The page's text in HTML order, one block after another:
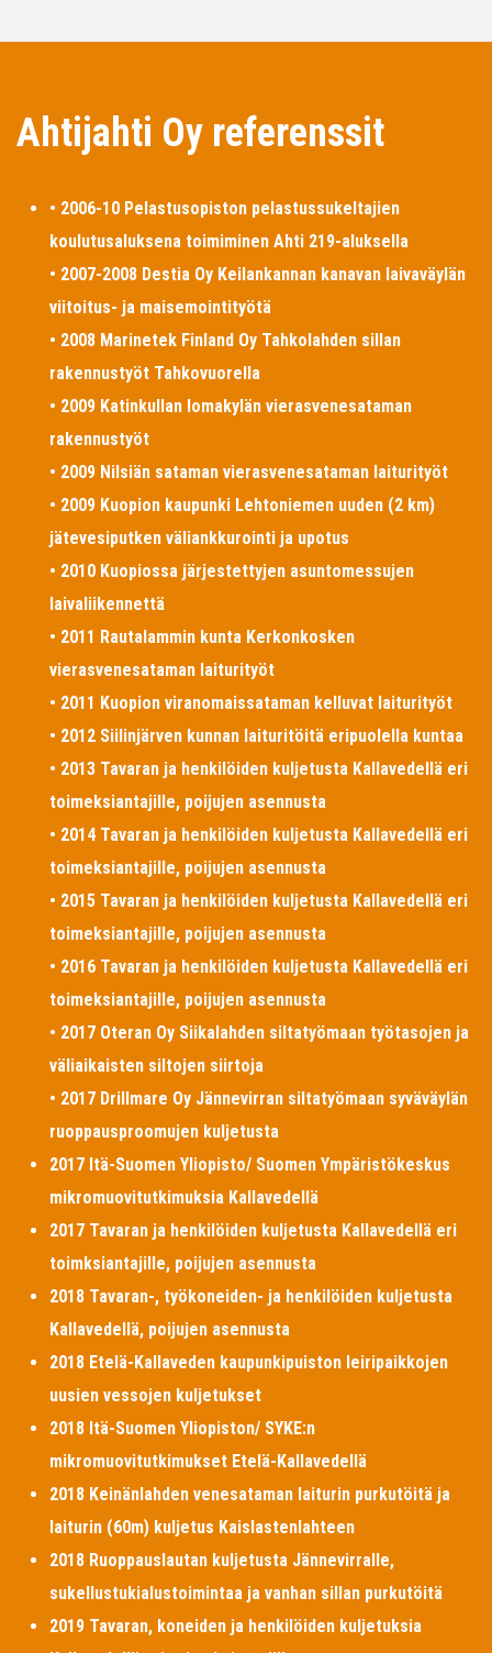
Ahtijahti Oy referenssit
• 2006-10 Pelastusopiston pelastussukeltajien
koulutusaluksena toimiminen Ahti 219-aluksella
• 2007-2008 Destia Oy Keilankannan kanavan laivaväylän
viitoitus- ja maisemointityötä
• 2008 Marinetek Finland Oy Tahkolahden sillan
rakennustyöt Tahkovuorella
• 2009 Katinkullan lomakylän vierasvenesataman
rakennustyöt
• 2009 Nilsiän sataman vierasvenesataman laiturityöt
• 2009 Kuopion kaupunki Lehtoniemen uuden (2 km)
jätevesiputken väliankkurointi ja upotus
• 2010 Kuopiossa järjestettyjen asuntomessujen
laivaliikennettä
• 2011 Rautalammin kunta Kerkonkosken
vierasvenesataman laiturityöt
• 2011 Kuopion viranomaissataman kelluvat laiturityöt
• 2012 Siilinjärven kunnan laituritöitä eripuolella kuntaa
• 2013 Tavaran ja henkilöiden kuljetusta Kallavedellä eri
toimeksiantajille, poijujen asennusta
• 2014 Tavaran ja henkilöiden kuljetusta Kallavedellä eri
toimeksiantajille, poijujen asennusta
• 2015 Tavaran ja henkilöiden kuljetusta Kallavedellä eri
toimeksiantajille, poijujen asennusta
• 2016 Tavaran ja henkilöiden kuljetusta Kallavedellä eri
toimeksiantajille, poijujen asennusta
• 2017 Oteran Oy Siikalahden siltatyömaan työtasojen ja
väliaikaisten siltojen siirtoja
• 2017 Drillmare Oy Jännevirran siltatyömaan syväväylän
ruoppausproomujen kuljetusta
2017 Itä-Suomen Yliopisto/ Suomen Ympäristökeskus
mikromuovitutkimuksia Kallavedellä
2017 Tavaran ja henkilöiden kuljetusta Kallavedellä eri
toimksiantajille, poijujen asennusta
2018 Tavaran-, työkoneiden- ja henkilöiden kuljetusta
Kallavedellä, poijujen asennusta
2018 Etelä-Kallaveden kaupunkipuiston leiripaikkojen
uusien vessojen kuljetukset
2018 Itä-Suomen Yliopiston/ SYKE:n
mikromuovitutkimukset Etelä-Kallavedellä
2018 Keinänlahden venesataman laiturin purkutöitä ja
laiturin (60m) kuljetus Kaislastenlahteen
2018 Ruoppauslautan kuljetusta Jännevirralle,
sukellustukialustoimintaa ja vanhan sillan purkutöitä
2019 Tavaran, koneiden ja henkilöiden kuljetuksia